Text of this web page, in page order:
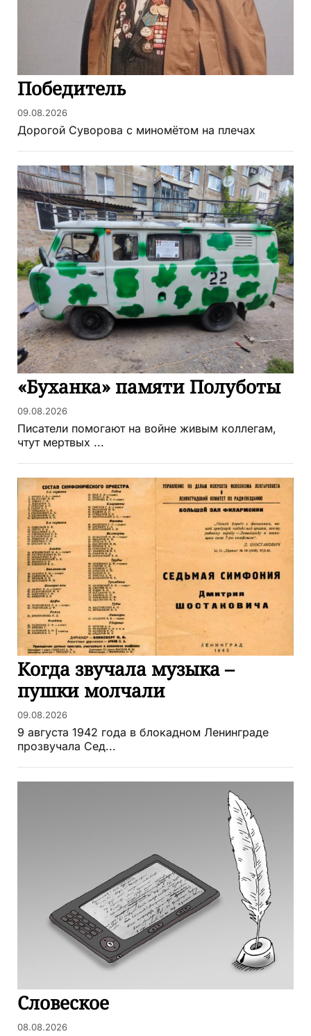
Победитель
09.08.2026
Дорогой Суворова с миномётом на плечах
«Буханка» памяти Полуботы
09.08.2026
Писатели помогают на войне живым коллегам,
чтут мертвых ...
Когда звучала музыка –
пушки молчали
09.08.2026
9 августа 1942 года в блокадном Ленинграде
прозвучала Сед...
Словеское
08.08.2026